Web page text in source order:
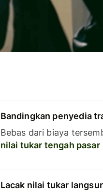
Bandingkan penyedia
Bebas dari biaya
nilai tukar tengah pasar
Lacak nilai tukar